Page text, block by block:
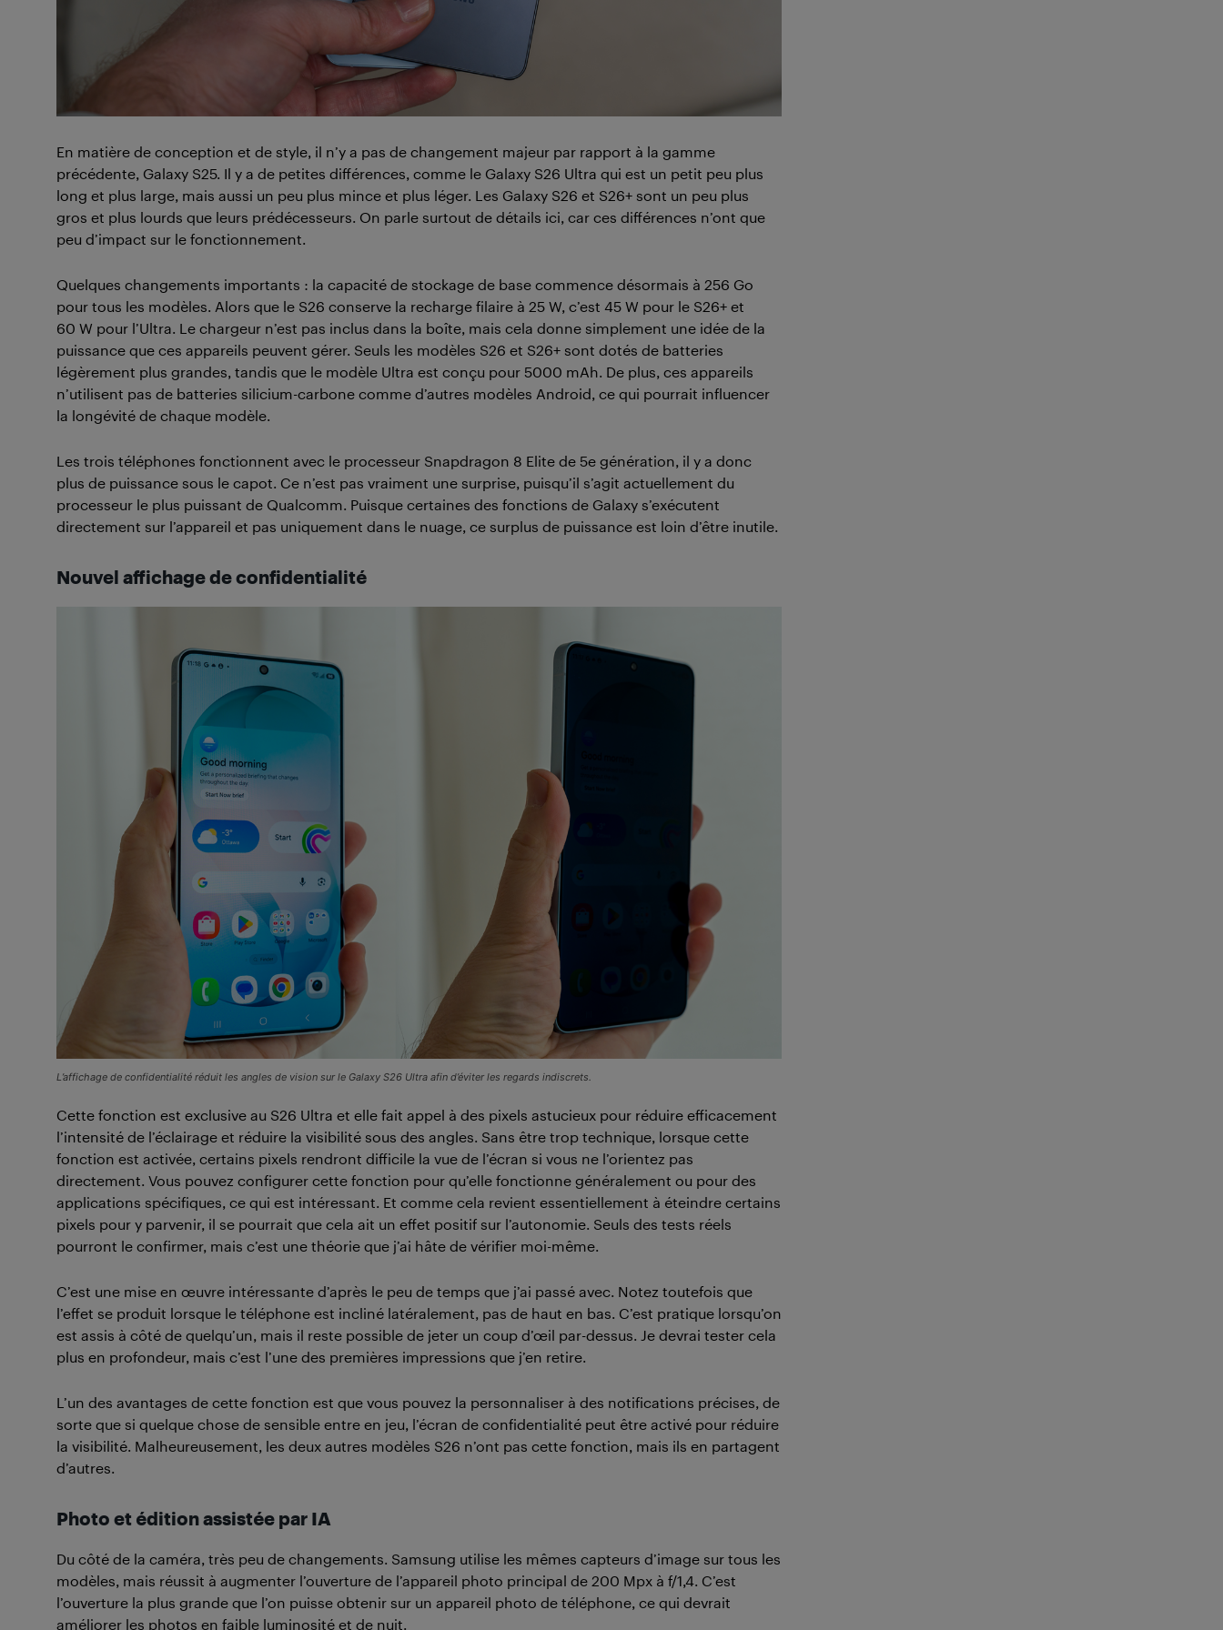
En matière de conception et de style, il n’y a pas de changement majeur par rapport à la gamme
précédente, Galaxy S25. Il y a de petites différences, comme le Galaxy S26 Ultra qui est un petit peu plus
long et plus large, mais aussi un peu plus mince et plus léger. Les Galaxy S26 et S26+ sont un peu plus
gros et plus lourds que leurs prédécesseurs. On parle surtout de détails ici, car ces différences n’ont que
peu d’impact sur le fonctionnement.
Quelques changements importants : la capacité de stockage de base commence désormais à 256 Go
pour tous les modèles. Alors que le S26 conserve la recharge filaire à 25 W, c’est 45 W pour le S26+ et
60 W pour l’Ultra. Le chargeur n’est pas inclus dans la boîte, mais cela donne simplement une idée de la
puissance que ces appareils peuvent gérer. Seuls les modèles S26 et S26+ sont dotés de batteries
légèrement plus grandes, tandis que le modèle Ultra est conçu pour 5000 mAh. De plus, ces appareils
n’utilisent pas de batteries silicium-carbone comme d’autres modèles Android, ce qui pourrait influencer
la longévité de chaque modèle.
Les trois téléphones fonctionnent avec le processeur Snapdragon 8 Elite de 5e génération, il y a donc
plus de puissance sous le capot. Ce n’est pas vraiment une surprise, puisqu’il s’agit actuellement du
processeur le plus puissant de Qualcomm. Puisque certaines des fonctions de Galaxy s’exécutent
directement sur l’appareil et pas uniquement dans le nuage, ce surplus de puissance est loin d’être inutile.
Nouvel affichage de confidentialité
L’affichage de confidentialité réduit les angles de vision sur le Galaxy S26 Ultra afin d’éviter les regards indiscrets.
Cette fonction est exclusive au S26 Ultra et elle fait appel à des pixels astucieux pour réduire efficacement
l’intensité de l’éclairage et réduire la visibilité sous des angles. Sans être trop technique, lorsque cette
fonction est activée, certains pixels rendront difficile la vue de l’écran si vous ne l’orientez pas
directement. Vous pouvez configurer cette fonction pour qu’elle fonctionne généralement ou pour des
applications spécifiques, ce qui est intéressant. Et comme cela revient essentiellement à éteindre certains
pixels pour y parvenir, il se pourrait que cela ait un effet positif sur l’autonomie. Seuls des tests réels
pourront le confirmer, mais c’est une théorie que j’ai hâte de vérifier moi-même.
C’est une mise en œuvre intéressante d’après le peu de temps que j’ai passé avec. Notez toutefois que
l’effet se produit lorsque le téléphone est incliné latéralement, pas de haut en bas. C’est pratique lorsqu’on
est assis à côté de quelqu’un, mais il reste possible de jeter un coup d’œil par-dessus. Je devrai tester cela
plus en profondeur, mais c’est l’une des premières impressions que j’en retire.
L’un des avantages de cette fonction est que vous pouvez la personnaliser à des notifications précises, de
sorte que si quelque chose de sensible entre en jeu, l’écran de confidentialité peut être activé pour réduire
la visibilité. Malheureusement, les deux autres modèles S26 n’ont pas cette fonction, mais ils en partagent
d’autres.
Photo et édition assistée par IA
Du côté de la caméra, très peu de changements. Samsung utilise les mêmes capteurs d’image sur tous les
modèles, mais réussit à augmenter l’ouverture de l’appareil photo principal de 200 Mpx à f/1,4. C’est
l’ouverture la plus grande que l’on puisse obtenir sur un appareil photo de téléphone, ce qui devrait
améliorer les photos en faible luminosité et de nuit.